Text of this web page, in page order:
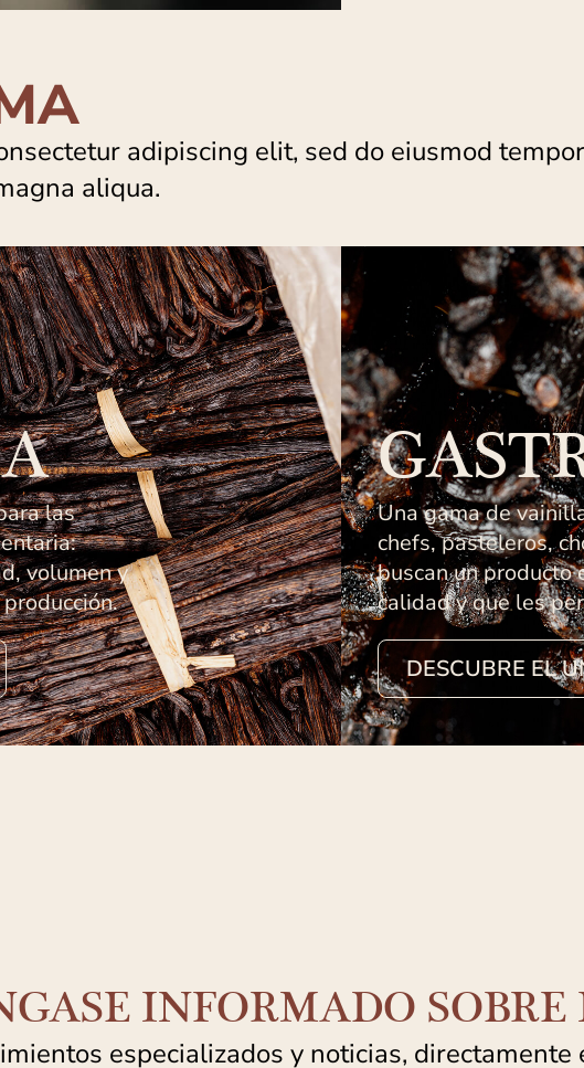
adipiscing elit, sed do eiusmod tempor
aliqua.
las
volumen y
Una gama de
chefs, pasteleros,
buscan un producto
calidad y que les
DESCUBRE EL
INFORMADO
especializados y noticias,